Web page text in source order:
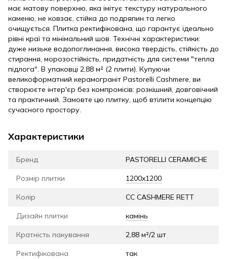
має матову поверхню, яка імітує текстуру натурального
каменю, не ковзає, стійка до подряпин та легко
очищується. Плитка ректифікована, що гарантує ідеально
рівні краї та мінімальний шов. Технічні характеристики:
дуже низьке водопоглинання, висока твердість, стійкість до
стирання, морозостійкість, придатність для системи "тепла
підлога". В упаковці 2,88 м² (2 плити). Купуючи
великоформатний керамограніт Pastorelli Cashmere, ви
створюєте інтер'єр без компромісів: розкішний, довговічний
та практичний. Замовте цю плитку, щоб втілити концепцію
сучасного простору.
Характеристики
Бренд PASTORELLI CERAMICHE
Розмір плитки 1200x1200
Колір CC CASHMERE RETT
Дизайн плитки камінь
Кратність пакування 2,88 м²/2 шт
Ректифікована так